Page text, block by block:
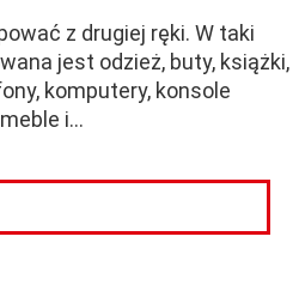
z drugiej ręki. W taki
jest odzież, buty, książki,
komputery, konsole
i...